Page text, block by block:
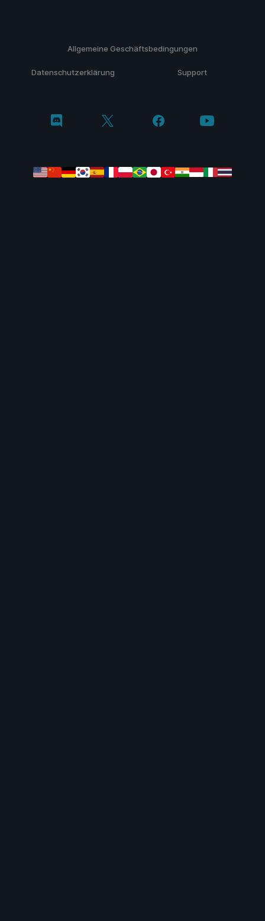
Allgemeine Geschäftsbedingungen
Datenschutzerklärung Support